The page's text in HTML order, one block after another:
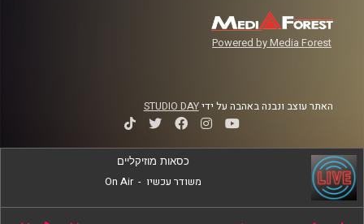
Powered by Media Forest
האתר עוצב ונבנה באהבה על ידיSTUDIO DAY
כסאות מוזיקליים
משודר עכשיו -
On Air